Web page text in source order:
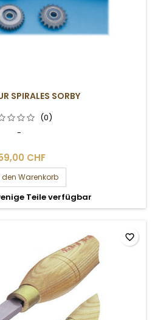
SPIRALES SORBY
(0)
-
CHF
den Warenkorb
Teile verfügbar
favorite_border